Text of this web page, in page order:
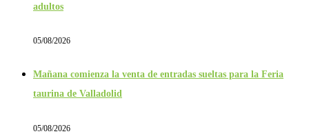
adultos
05/08/2026
Mañana comienza la venta de entradas sueltas para la Feria
taurina de Valladolid
05/08/2026